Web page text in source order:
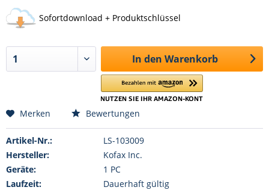
Sofortdownload + Produktschlüssel
In den Warenkorb
Merken Bewertungen
Artikel-Nr.:
LS-103009
Hersteller:
Kofax Inc.
Geräte:
1 PC
Laufzeit:
Dauerhaft gültig